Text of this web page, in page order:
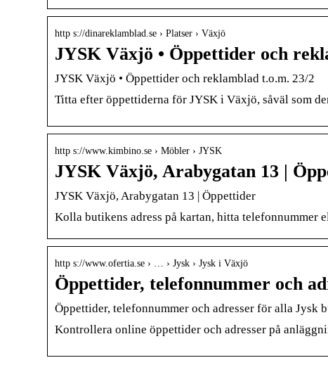
http s://dinareklamblad.se › Platser › Växjö
JYSK Växjö • Öppettider och
JYSK Växjö • Öppettider och reklamblad t.o.m. 23/2
Titta efter öppettiderna för JYSK i Växjö, såväl som
http s://www.kimbino.se › Möbler › JYSK
JYSK Växjö, Arabygatan 13 |
JYSK Växjö, Arabygatan 13 | Öppettider
Kolla butikens adress på kartan, hitta
http s://www.ofertia.se › … › Jysk › Jysk i Växjö
Öppettider, telefonnummer och
Öppettider, telefonnummer och adresser för alla Jysk
Kontrollera online öppettider och adresser på